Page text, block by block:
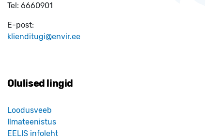
Tel: 6660901
E-post:
klienditugi@envir.ee
Olulised lingid
Loodusveeb
Ilmateenistus
EELIS infoleht